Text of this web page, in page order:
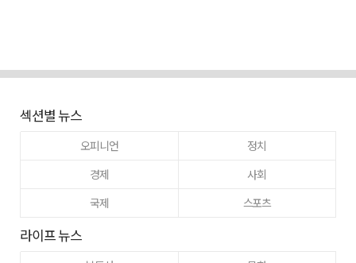
섹션별 뉴스
오피니언
정치
경제
사회
국제
스포츠
라이프 뉴스